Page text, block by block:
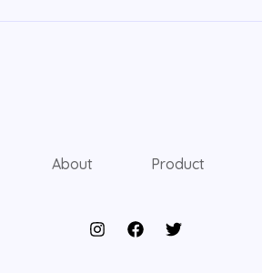
About Product